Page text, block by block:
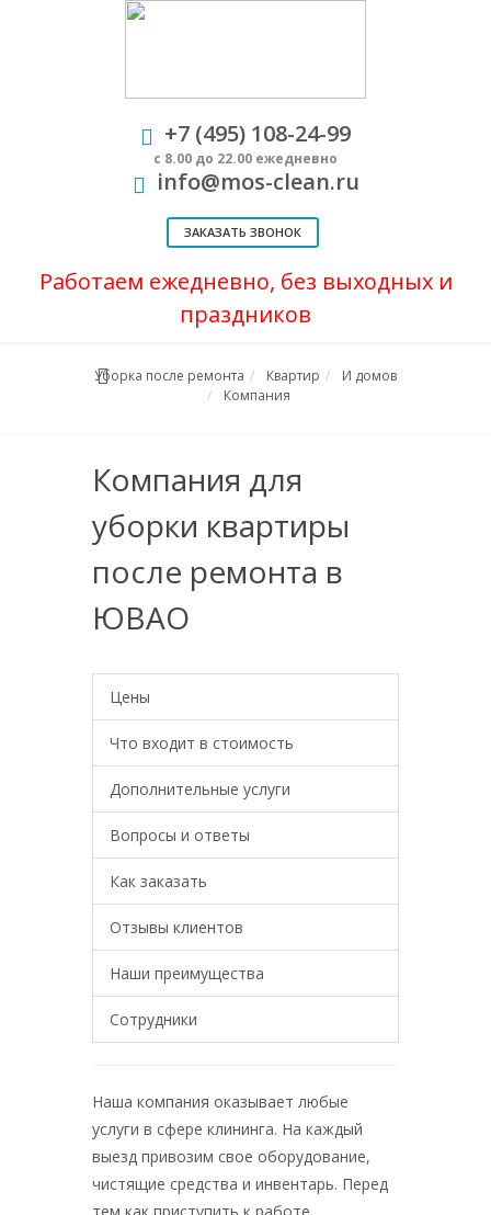
+7 (495) 108-24-99
с 8.00 до 22.00 ежедневно
info@mos-clean.ru
ЗАКАЗАТЬ ЗВОНОК
Работаем ежедневно, без выходных и
праздников
Уборка после ремонта Квартир
И домов
Компания
Компания для
уборки квартиры
после ремонта в
ЮВАО
Цены
Что входит в стоимость
Дополнительные услуги
Вопросы и ответы
Как заказать
Отзывы клиентов
Наши преимущества
Сотрудники
Наша компания оказывает любые
услуги в сфере клининга. На каждый
выезд привозим свое оборудование,
чистящие средства и инвентарь. Перед